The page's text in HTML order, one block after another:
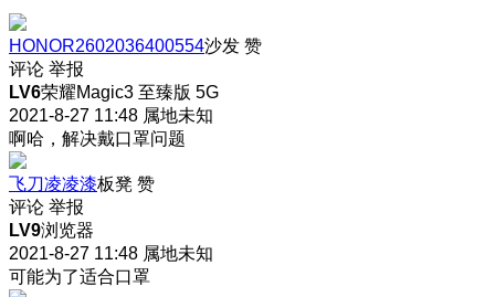
HONOR2602036400554沙发 赞
评论 举报
LV6荣耀Magic3 至臻版 5G
2021-8-27 11:48 属地未知
啊哈，解决戴口罩问题
飞刀凌凌漆板凳 赞
评论 举报
LV9浏览器
2021-8-27 11:48 属地未知
可能为了适合口罩